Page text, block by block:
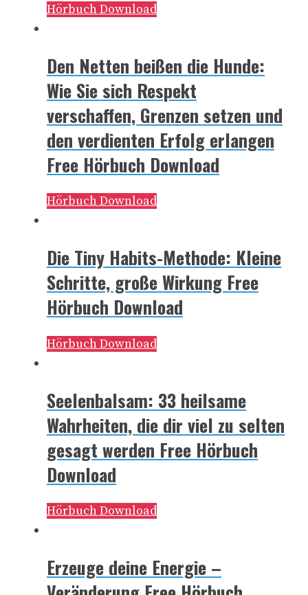
Hörbuch Download
Den Netten beißen die Hunde:
Wie Sie sich Respekt
verschaffen, Grenzen setzen und
den verdienten Erfolg erlangen
Free Hörbuch Download
Hörbuch Download
Die Tiny Habits-Methode: Kleine
Schritte, große Wirkung Free
Hörbuch Download
Hörbuch Download
Seelenbalsam: 33 heilsame
Wahrheiten, die dir viel zu selten
gesagt werden Free Hörbuch
Download
Hörbuch Download
Erzeuge deine Energie –